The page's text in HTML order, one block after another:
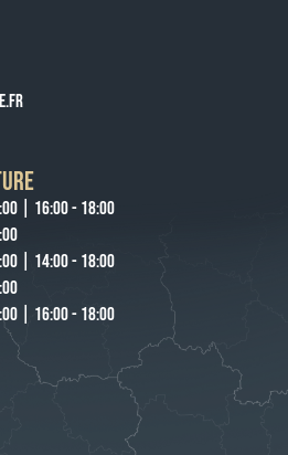
| 16:00 - 18:00
| 14:00 - 18:00
| 16:00 - 18:00